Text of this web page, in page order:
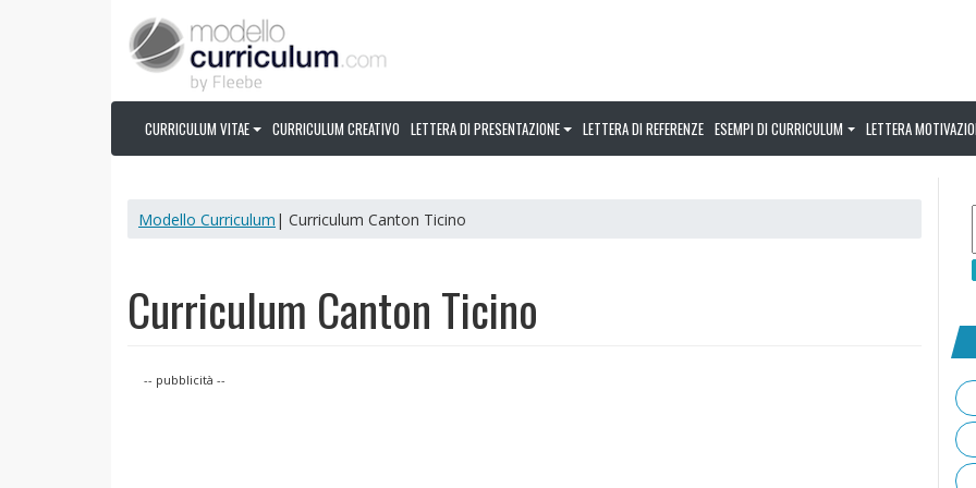
CURRICULUM VITAE CURRICULUM CREATIVO LETTERA DI PRESENTAZIONE LETTERA DI REFERENZE ESEMPI DI CURRICULUM LETTERA
Modello Curriculum | Curriculum Canton Ticino
Curriculum Canton Ticino
-- pubblicità --